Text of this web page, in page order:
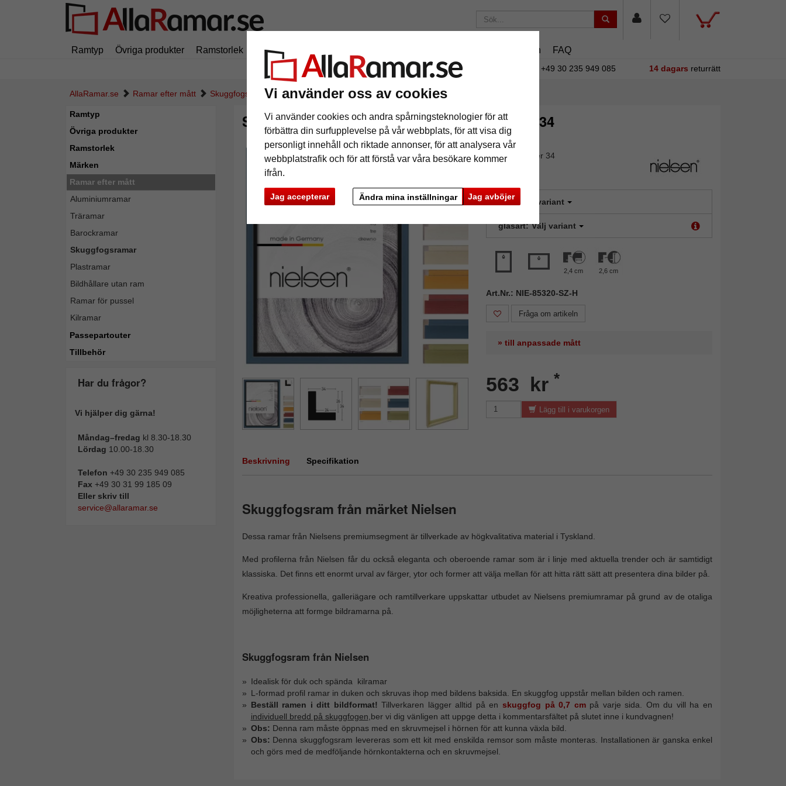
Vi använder oss av cookies
Vi använder cookies och andra spårningsteknologier för att
förbättra din surfupplevelse på vår webbplats, för att visa dig
personligt innehåll och riktade annonser, för att analysera vår
webbplatstrafik och för att förstå var våra besökare kommer
ifrån.
Jag accepterar Jag avböjer
Ändra mina inställningar
Ramtyp Övriga produkter Ramstorlek Märken Magasin FAQ
i leveranskostnad. Oavsett hur mycket du beställer. +49 30 235 949 085 14 dagars returrätt
AllaRamar.se Ramar efter mått Skuggfogsramar Skuggfogsram måttbeställd, Havana Floater 34
Ramtyp
Övriga produkter
Ramstorlek
Märken
Ramar efter mått
Aluminiumramar
Träramar
Barockramar
Skuggfogsramar
Plastramar
Bildhållare utan ram
Ramar för pussel
Kilramar
Passepartouter
Tillbehör
Har du frågor?
Vi hjälper dig gärna!
Måndag–fredag kl 8.30-18.30
Lördag 10.00-18.30
Telefon +49 30 235 949 085
Fax +49 30 31 99 185 09
Eller skriv till
service@allaramar.se
Skuggfogsram måttbeställd, Havana Floater 34
Havana Floater 34
färg: Välj variant
glasart: Välj variant
2,4 cm 2,6 cm
Art.Nr.: NIE-85320-SZ-H
Fråga om artikeln
» till anpassade mått
563 kr *
Lägg till i varukorgen
Beskrivning Specifikation
Skuggfogsram från märket Nielsen
Dessa ramar från Nielsens premiumsegment är tillverkade av högkvalitativa material i Tyskland.
Med profilerna från Nielsen får du också eleganta och oberoende ramar som är i linje med aktuella trender och är samtidigt
klassiska. Det finns ett enormt urval av färger, ytor och former att välja mellan för att hitta rätt sätt att presentera dina bilder på.
Kreativa professionella, galleriägare och ramtillverkare uppskattar utbudet av Nielsens premiumramar på grund av de otaliga
möjligheterna att formge bildramarna på.
Skuggfogsram från Nielsen
Idealisk för duk och spända kilramar
L-formad profil ramar in duken och skruvas ihop med bildens baksida. En skuggfog uppstår mellan bilden och ramen.
Beställ ramen i ditt bildformat! Tillverkaren lägger alltid på en skuggfog på 0,7 cmpå varje sida. Om du vill ha en
individuell bredd på skuggfogen ,ber vi dig vänligen att uppge detta i kommentarsfältet på slutet inne i kundvagnen!
Obs: Denna ram måste öppnas med en skruvmejsel i hörnen för att kunna växla bild.
Obs: Denna skuggfogsram levereras som ett kit med enskilda remsor som måste monteras. Installationen är ganska enkel
och görs med de medföljande hörnkontakterna och en skruvmejsel.